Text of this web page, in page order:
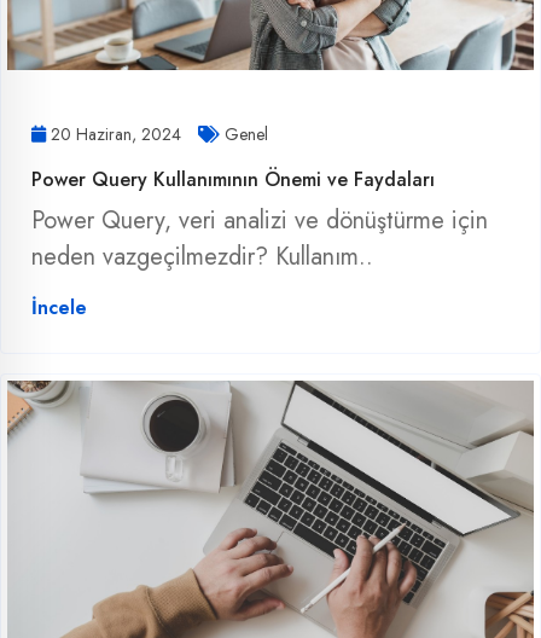
20 Haziran, 2024 Genel
Power Query Kullanımının Önemi ve Faydaları
Power Query, veri analizi ve dönüştürme için
neden vazgeçilmezdir? Kullanım..
İncele